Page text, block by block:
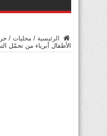
الرئيسية / محليات /
الأطفال أبرياء من تحمّل